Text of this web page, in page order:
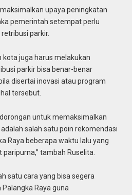
upaya peningkatan
pemerintah setempat perlu
parkir.
juga harus melakukan
parkir bisa benar-benar
disertai inovasi atau program
tersebut.
dorongan untuk memaksimalkan
salah satu poin rekomendasi
Raya beberapa waktu lalu yang
tambah Ruselita.
satu cara yang bisa segera
Palangka Raya guna